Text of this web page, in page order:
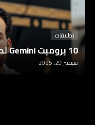
تطبيقات
10 برومبت Gemini لصناعة صور الترند الجديد
سبتمبر 29, 2025